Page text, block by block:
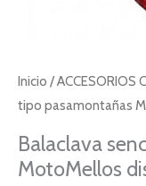
Inicio /ACCESORIOS
tipo pasamontañas
Balaclava
MotoMellos